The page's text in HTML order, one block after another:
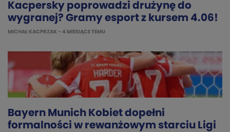
Kacpersky poprowadzi drużynę do
wygranej? Gramy esport z kursem 4.06!
MICHAŁ KACPRZAK - 4 MIESIĄCE TEMU
Bayern Munich Kobiet dopełni
formalności w rewanżowym starciu Ligi